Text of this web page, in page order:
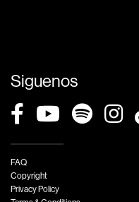
Siguenos
FAQ
Copyright
Privacy Policy